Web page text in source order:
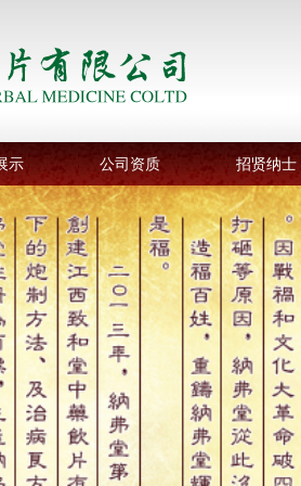
示 公司资质 招贤纳士